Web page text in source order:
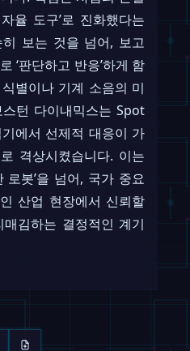
율 도구’로 진화했다는
보는 것을 넘어, 보고
‘판단하고 반응’하게 함
별이나 기계 소음의 미
턴 다이내믹스는 Spot
에서 선제적 대응이 가
격상시켰습니다. 이는
로봇’을 넘어, 국가 중요
산업 현장에서 신뢰할
김하는 결정적인 계기